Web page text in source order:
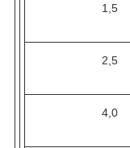
1,5
2,5
4,0